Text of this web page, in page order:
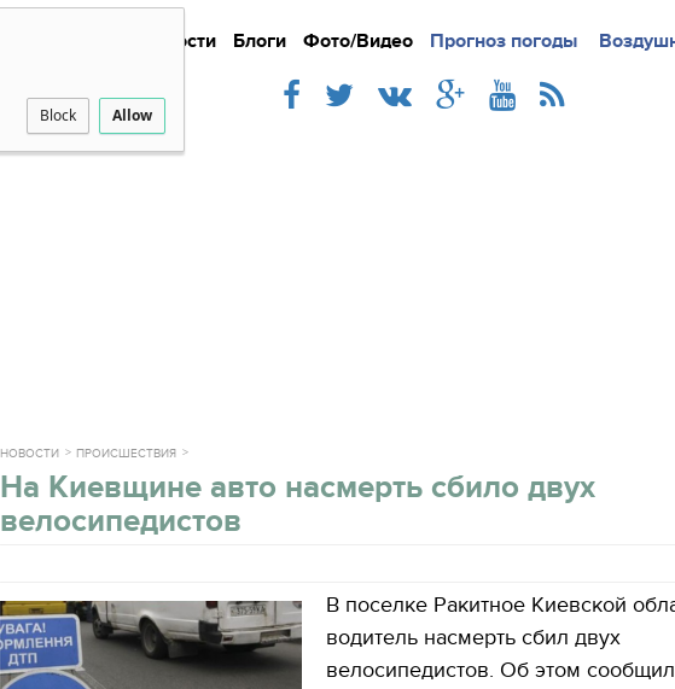
Block Allow
Новости Блоги Фото/Видео Прогноз погоды
Подробно Новости
НОВОСТИ ПРОИСШЕСТВИЯ
На Киевщине авто насмерть сбило двух
велосипедистов
В поселке Ракитное Киевской
водитель насмерть сбил двух
велосипедистов. Об этом